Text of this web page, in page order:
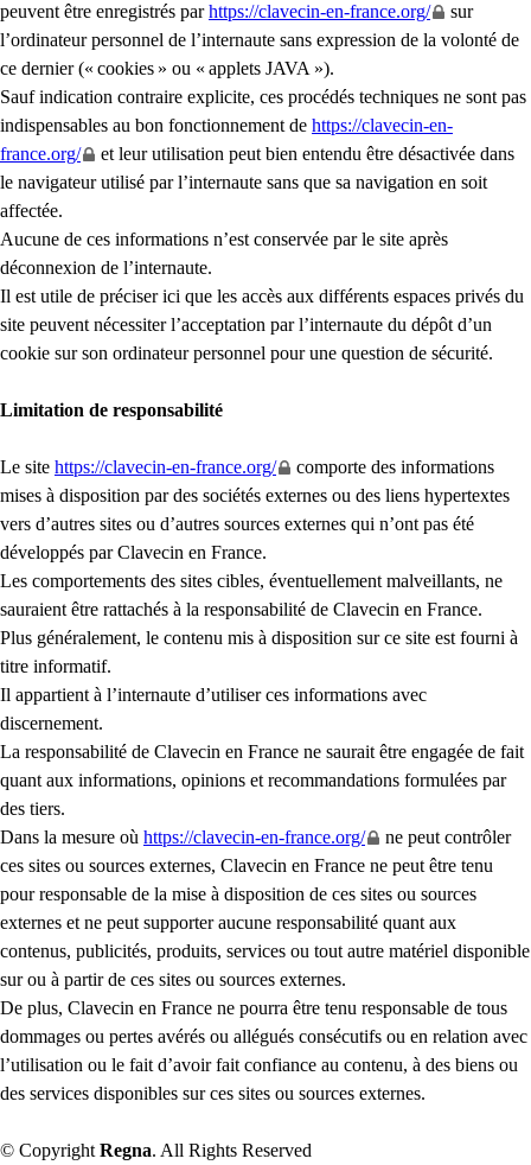
peuvent être enregistrés parhttps://clavecin-en-france.org/
sur
l’ordinateur personnel de l’internaute sans expression de la volonté de
ce dernier (« cookies » ou « applets JAVA »).
Sauf indication contraire explicite, ces procédés techniques ne sont pas
indispensables au bon fonctionnement de https://clavecin-en-
france.org/
et leur utilisation peut bien entendu être désactivée dans
le navigateur utilisé par l’internaute sans que sa navigation en soit
affectée.
Aucune de ces informations n’est conservée par le site après
déconnexion de l’internaute.
Il est utile de préciser ici que les accès aux différents espaces privés du
site peuvent nécessiter l’acceptation par l’internaute du dépôt d’un
cookie sur son ordinateur personnel pour une question de sécurité.
Limitation de responsabilité
Le site https://clavecin-en-france.org/
comporte des informations
mises à disposition par des sociétés externes ou des liens hypertextes
vers d’autres sites ou d’autres sources externes qui n’ont pas été
développés par Clavecin en France.
Les comportements des sites cibles, éventuellement malveillants, ne
sauraient être rattachés à la responsabilité de Clavecin en France.
Plus généralement, le contenu mis à disposition sur ce site est fourni à
titre informatif.
Il appartient à l’internaute d’utiliser ces informations avec
discernement.
La responsabilité de Clavecin en France ne saurait être engagée de fait
quant aux informations, opinions et recommandations formulées par
des tiers.
Dans la mesure où https://clavecin-en-france.org/
ne peut contrôler
ces sites ou sources externes, Clavecin en France ne peut être tenu
pour responsable de la mise à disposition de ces sites ou sources
externes et ne peut supporter aucune responsabilité quant aux
contenus, publicités, produits, services ou tout autre matériel disponible
sur ou à partir de ces sites ou sources externes.
De plus, Clavecin en France ne pourra être tenu responsable de tous
dommages ou pertes avérés ou allégués consécutifs ou en relation avec
l’utilisation ou le fait d’avoir fait confiance au contenu, à des biens ou
des services disponibles sur ces sites ou sources externes.
© Copyright Regna. All Rights Reserved